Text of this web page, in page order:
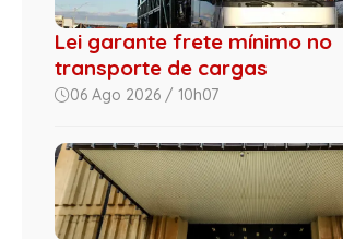
Lei garante frete mínimo no
transporte de cargas
06 Ago 2026 / 10h07